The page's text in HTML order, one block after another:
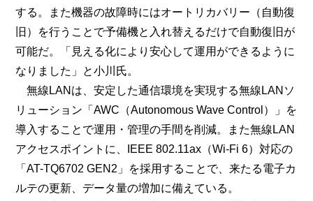
する。また機器の故障時にはオートリカバリー（自動復
旧）を行うことで予備機と入れ替えるだけで自動復旧が
可能だ。「見える化により安心して運用ができるように
なりました」と小川氏。
無線LANは、安定した通信環境を実現する無線LANソ
リューション「AWC（Autonomous Wave Control）」を
導入することで運用・管理の手間を削減。また無線LAN
アクセスポイントに、IEEE 802.11ax（Wi-Fi 6）対応の
「AT-TQ6702 GEN2」を採用することで、来たる電子カ
ルテの更新、データ量の増加に備えている。